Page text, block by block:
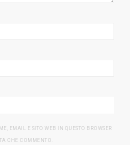
EMAIL E SITO WEB IN QUESTO BROWSER
CHE COMMENTO.